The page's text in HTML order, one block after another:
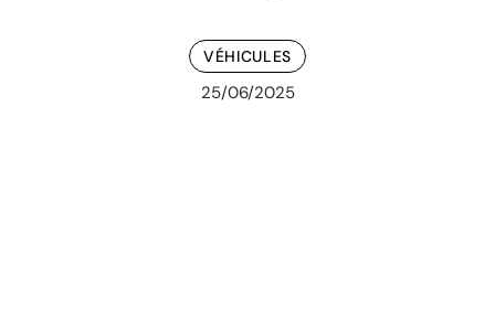
VÉHICULES
25/06/2025